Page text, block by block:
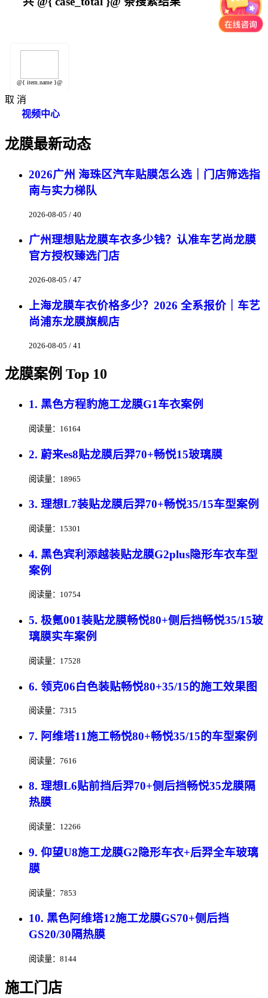
@{ item.name }@
取 消
视频中心
龙膜最新动态
2026广州 海珠区汽车贴膜怎么选｜门店筛选指
南与实力梯队
2026-08-05 / 40
广州理想贴龙膜车衣多少钱？认准车艺尚龙膜
官方授权臻选门店
2026-08-05 / 47
上海龙膜车衣价格多少？2026 全系报价｜车艺
尚浦东龙膜旗舰店
2026-08-05 / 41
龙膜案例 Top 10
1. 黑色方程豹施工龙膜G1车衣案例
阅读量：16164
2. 蔚来es8贴龙膜后羿70+畅悦15玻璃膜
阅读量：18965
3. 理想L7装贴龙膜后羿70+畅悦35/15车型案例
阅读量：15301
4. 黑色宾利添越装贴龙膜G2plus隐形车衣车型
案例
阅读量：10754
5. 极氪001装贴龙膜畅悦80+侧后挡畅悦35/15玻
璃膜实车案例
阅读量：17528
6. 领克06白色装贴畅悦80+35/15的施工效果图
阅读量：7315
7. 阿维塔11施工畅悦80+畅悦35/15的车型案例
阅读量：7616
8. 理想L6贴前挡后羿70+侧后挡畅悦35龙膜隔
热膜
阅读量：12266
9. 仰望U8施工龙膜G2隐形车衣+后羿全车玻璃
膜
阅读量：7853
10. 黑色阿维塔12施工龙膜GS70+侧后挡
GS20/30隔热膜
阅读量：8144
施工门店